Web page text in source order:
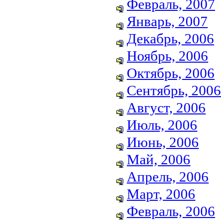
Февраль, 2007
Январь, 2007
Декабрь, 2006
Ноябрь, 2006
Октябрь, 2006
Сентябрь, 2006
Август, 2006
Июль, 2006
Июнь, 2006
Май, 2006
Апрель, 2006
Март, 2006
Февраль, 2006